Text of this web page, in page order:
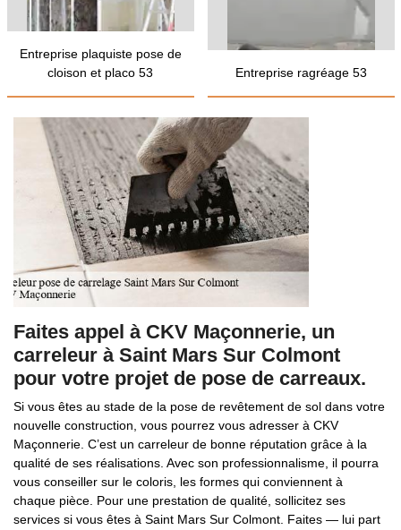
Entreprise plaquiste pose de
cloison et placo 53
Entreprise ragréage 53
Faites appel à CKV Maçonnerie, un
carreleur à Saint Mars Sur Colmont
pour votre projet de pose de carreaux.
Si vous êtes au stade de la pose de revêtement de sol dans votre
nouvelle construction, vous pourrez vous adresser à CKV
Maçonnerie. C’est un carreleur de bonne réputation grâce à la
qualité de ses réalisations. Avec son professionnalisme, il pourra
vous conseiller sur le coloris, les formes qui conviennent à
chaque pièce. Pour une prestation de qualité, sollicitez ses
services si vous êtes à Saint Mars Sur Colmont. Faites — lui part